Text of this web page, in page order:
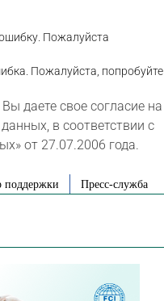
Пожалуйста
Пожалуйста, попробуйте
даете свое согласие на
в соответствии с
от 27.07.2006 года.
поддержки Пресс-служба